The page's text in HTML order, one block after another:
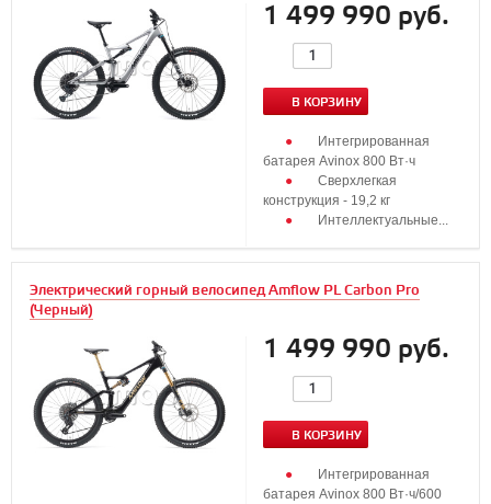
1 499 990 руб.
В КОРЗИНУ
Интегрированная
батарея Avinox 800 Вт·ч
Сверхлегкая
конструкция - 19,2 кг
Интеллектуальные...
Электрический горный велосипед Amflow PL Carbon Pro
(Черный)
1 499 990 руб.
В КОРЗИНУ
Интегрированная
батарея Avinox 800 Вт·ч/600